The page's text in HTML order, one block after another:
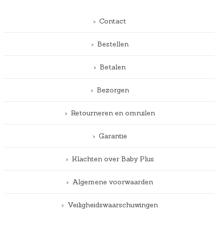
Contact
Bestellen
Betalen
Bezorgen
Retourneren en omruilen
Garantie
Klachten over Baby Plus
Algemene voorwaarden
Veiligheidswaarschuwingen